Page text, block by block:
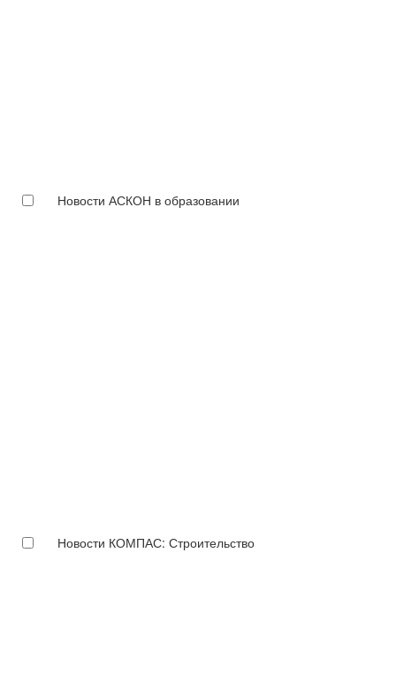
Новости АСКОН в образовании
Новости КОМПАС: Строительство